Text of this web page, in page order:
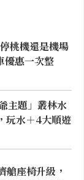
桃機還是機場
優惠一次整
主題」叢林水
玩水＋4大順遊
艙座椅升級，